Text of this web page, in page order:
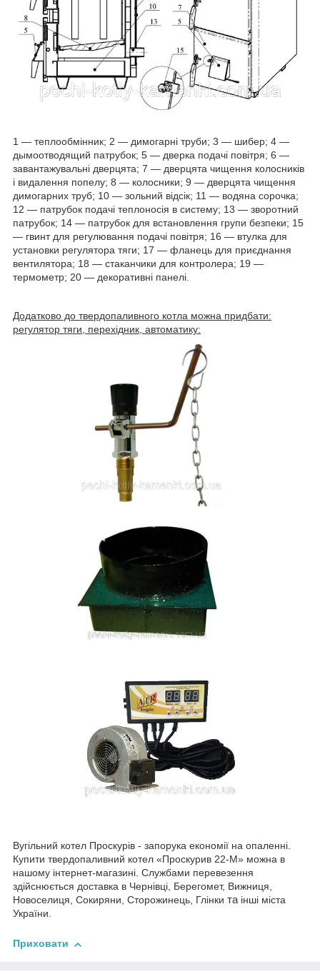
1 ― теплообмінник; 2 ― димогарні труби; 3 ― шибер; 4 ―
дымоотводящий патрубок; 5 ― дверка подачі повітря; 6 ―
завантажувальні дверцята; 7 ― дверцята чищення колосників
і видалення попелу; 8 ― колосники; 9 ― дверцята чищення
димогарних труб; 10 ― зольний відсік; 11 ― водяна сорочка;
12 ― патрубок подачі теплоносія в систему; 13 ― зворотний
патрубок; 14 ― патрубок для встановлення групи безпеки; 15
― гвинт для регулювання подачі повітря; 16 ― втулка для
установки регулятора тяги; 17 ― фланець для приєднання
вентилятора; 18 ― стаканчики для контролера; 19 ―
термометр; 20 ― декоративні панелі.
Додатково до твердопаливного котла можна придбати:
регулятор тяги, перехідник, автоматику:
Вугільний котел Проскурів - запорука економії на опаленні.
Купити твердопаливний котел «Проскурив 22-М» можна в
нашому інтернет-магазині. Службами перевезення
здійснюється доставка в Чернівці, Берегомет, Вижниця,
Новоселиця, Сокиряни, Сторожинець, Глінки та інші міста
України.
Приховати